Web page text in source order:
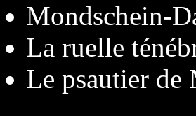
Mondschein-
La ruelle
Le psautier de